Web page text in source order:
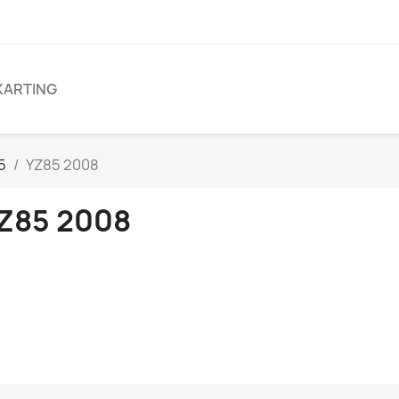
YZ85 2008
2008